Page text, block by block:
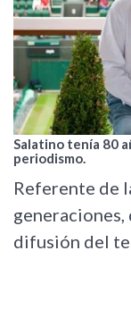
Salatino tenía 80
periodismo.
Referente de
difusión del